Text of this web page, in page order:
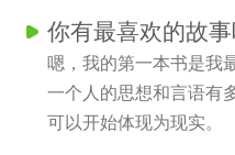
你有最喜欢的故
嗯，我的第一本书是我
一个人的思想和言语有
可以开始体现为现实。